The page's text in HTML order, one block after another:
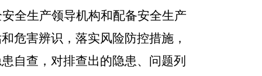
全生产领导机构和配备安全生产
危害辨识，落实风险防控措施，
自查，对排查出的隐患、问题列